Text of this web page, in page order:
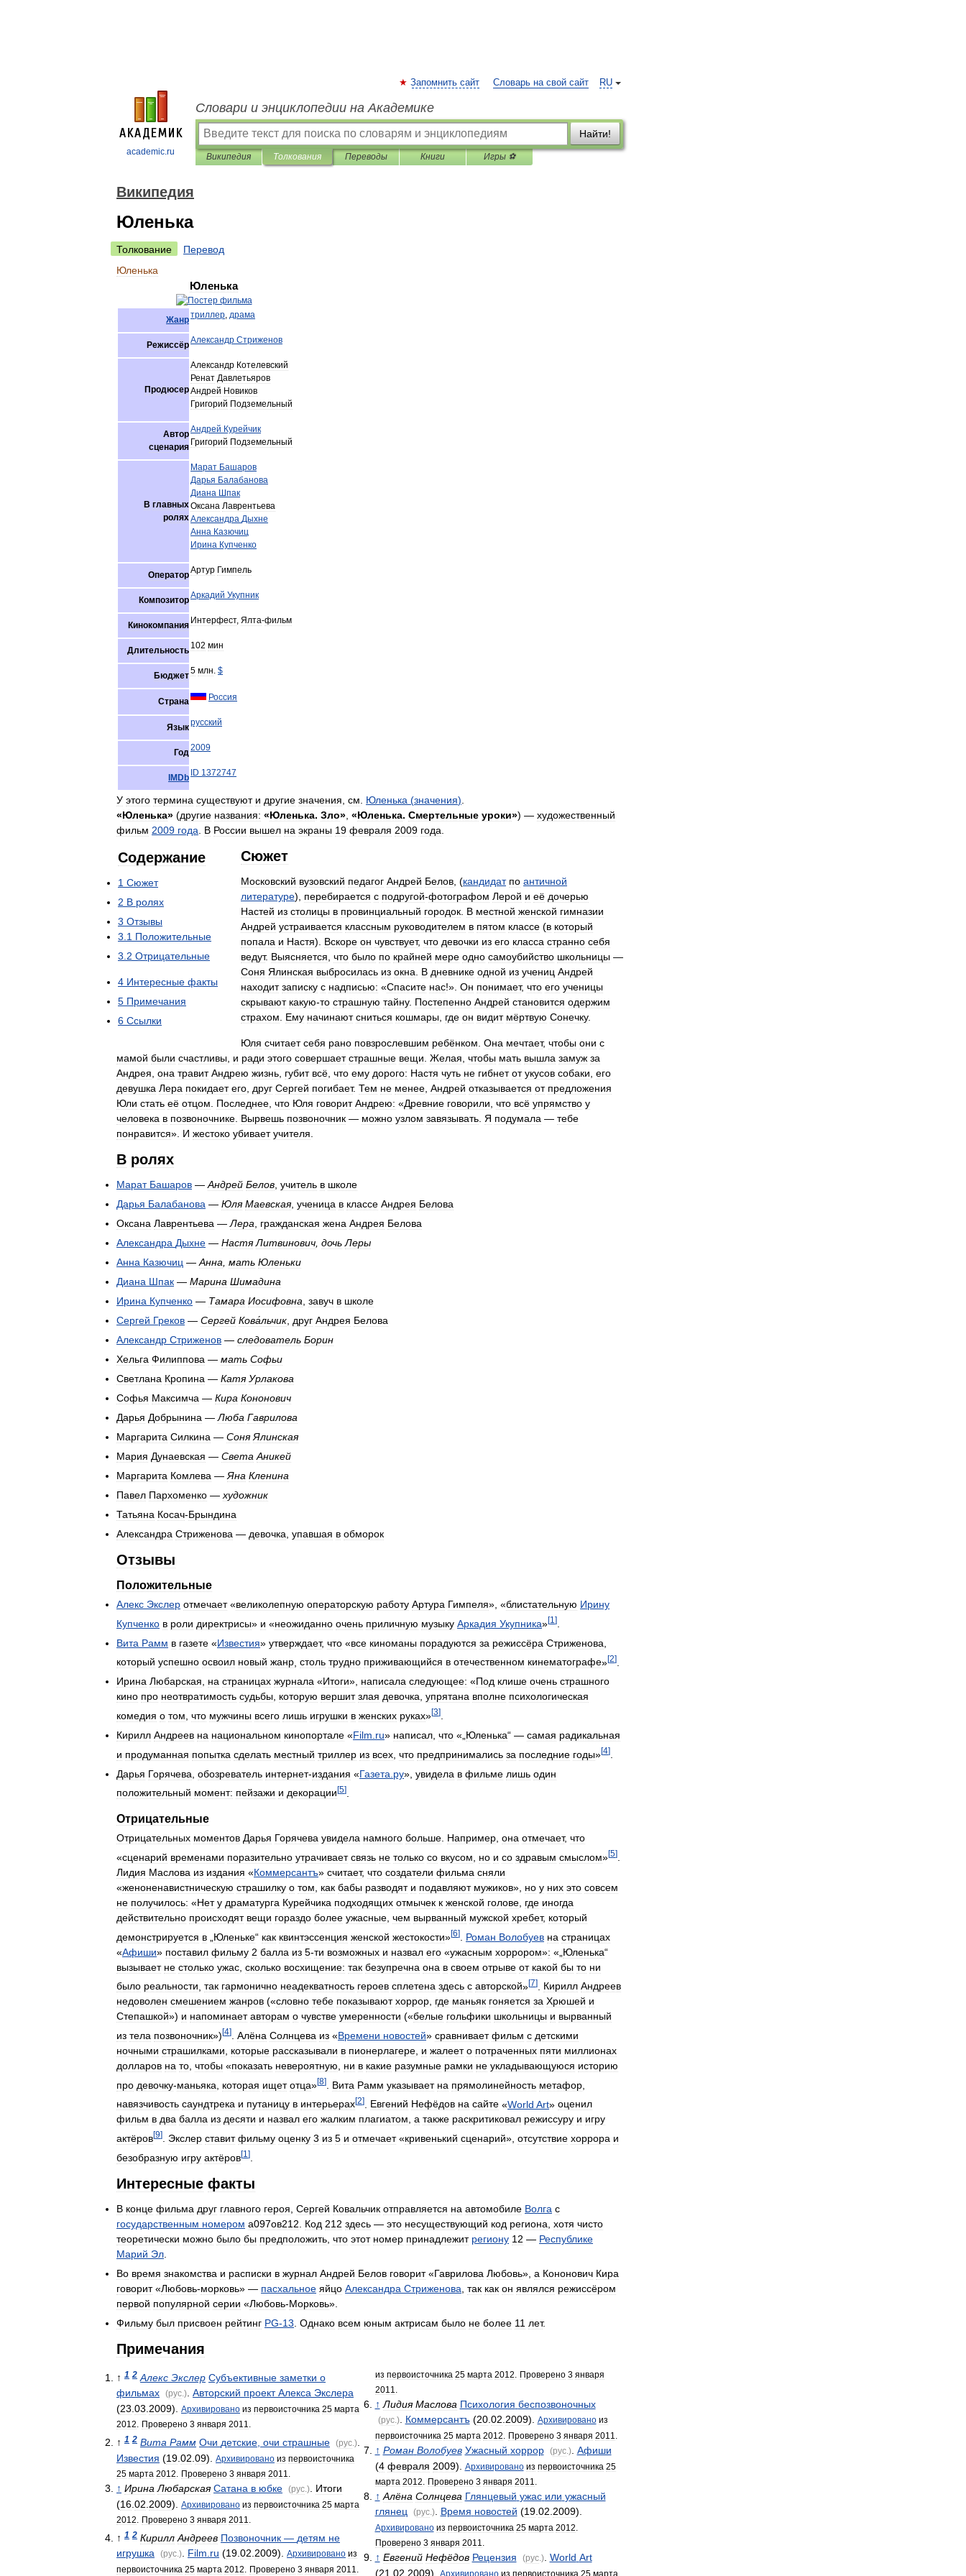
academic.ru
RU
Запомнить сайт Словарь на свой сайт
Словари и энциклопедии на Академике
Найти!
Википедия Толкования Переводы Книги Игры ⚽
Википедия
Юленька
Толкование
Перевод
Юленька
Юленька
Жанртриллер, драма
РежиссёрАлександр Стриженов
Продюсер
Александр Котелевский
Ренат Давлетьяров
Андрей Новиков
Григорий Подземельный
Автор
сценария
Андрей Курейчик
Григорий Подземельный
В главных
ролях
Марат Башаров
Дарья Балабанова
Диана Шпак
Оксана Лаврентьева
Александра Дыхне
Анна Казючиц
Ирина Купченко
ОператорАртур Гимпель
КомпозиторАркадий Укупник
Кинокомпания Интерфест, Ялта-фильм
Длительность 102 мин
Бюджет5 млн. $
Страна Россия
Языкрусский
Год2009
IMDb ID 1372747
У этого термина существуют и другие значения см Юленька (значения)
«Юленька» (другие названия: «Юленька. Зло» «Юленька. Смертельные уроки») — художественный
фильм 2009 года В России вышел на экраны 19 февраля 2009 года
Содержание
1 Сюжет
2 В ролях
3 Отзывы
3 1 Положительные
3 2 Отрицательные
4 Интересные факты
5 Примечания
6 Ссылки
Сюжет
Московский вузовский педагог Андрей Белов , (кандидат по античной
литературе), перебирается с подругой-фотографом Лерой и её дочерью
Настей из столицы в провинциальный городок В местной женской гимназии
Андрей устраивается классным руководителем в пятом классе (в который
попала и Настя). Вскоре он чувствует, что девочки из его класса странно себя
ведут. Выясняется что было по крайней мере одно самоубийство школьницы —
Соня Ялинская выбросилась из окна В дневнике одной из учениц Андрей
находит записку с надписью: «Спасите нас!». Он понимает, что его ученицы
скрывают какую-то страшную тайну. Постепенно Андрей становится одержим
страхом
Ему начинают сниться кошмары где он видит мёртвую Сонечку.
Юля считает себя рано повзрослевшим ребёнком Она мечтает, чтобы они с
мамой были счастливы и ради этого совершает страшные вещи Желая чтобы мать вышла замуж за
Андрея она травит Андрею жизнь губит всё что ему дорого: Настя чуть не гибнет от укусов собаки его
девушка Лера покидает его друг Сергей погибает. Тем не менее Андрей отказывается от предложения
Юли стать её отцом Последнее что Юля говорит Андрею: «Древние говорили что всё упрямство у
человека в позвоночнике Вырвешь позвоночник — можно узлом завязывать Я подумала — тебе
понравится». И жестоко убивает учителя
В ролях
Марат Башаров — Андрей Белов учитель в школе
Дарья Балабанова — Юля Маевская, ученица в классе Андрея Белова
Оксана Лаврентьева — Лера гражданская жена Андрея Белова
Александра Дыхне — Настя Литвинович дочь Леры
Анна Казючиц — Анна мать Юленьки
Диана Шпак — Марина Шимадина
Ирина Купченко — Тамара Иосифовна завуч в школе
Сергей Греков — Сергей Кова́льчик друг Андрея Белова
Александр Стриженов — следователь Борин
Хельга Филиппова — мать Софьи
Светлана Кропина — Катя Урлакова
Софья Максимча — Кира Кононович
Дарья Добрынина — Люба Гаврилова
Маргарита Силкина — Соня Ялинская
Мария Дунаевская — Света Аникей
Маргарита Комлева — Яна Кленина
Павел Пархоменко — художник
Татьяна Косач-Брындина
Александра Стриженова — девочка упавшая в обморок
Отзывы
Положительные
Алекс Экслер отмечает«великолепную операторскую работу Артура Гимпеля», «блистательную Ирину
Купченко в роли директрисы» и «неожиданно очень приличную музыку Аркадия Укупника»[1 ]
Вита Рамм в газете «Известия» утверждает, что «все киноманы порадуются за режиссёра Стриженова
который успешно освоил новый жанр столь трудно приживающийся в отечественном кинематографе»[2]
Ирина Любарская, на страницах журнала «Итоги», написала следующее: «Под клише очень страшного
кино про неотвратимость судьбы, которую вершит злая девочка, упрятана вполне психологическая
комедия о том что мужчины всего лишь игрушки в женских руках»[3]
Кирилл Андреев на национальном кинопортале «Film ru» написал что «„ Юленька“ — самая радикальная
и продуманная попытка сделать местный триллер из всех что предпринимались за последние годы»[4]
Дарья Горячева обозреватель интернет-издания «Газета ру», увидела в фильме лишь один
положительный момент: пейзажи и декорации[5]
Отрицательные
Отрицательных моментов Дарья Горячева увидела намного больше. Например, она отмечает, что
«сценарий временами поразительно утрачивает связь не только со вкусом но и со здравым смыслом»[5]
Лидия Маслова из издания «Коммерсантъ» считает, что создатели фильма сняли
«женоненавистническую страшилку о том как бабы разводят и подавляют мужиков», но у них это совсем
не получилось: «Нет у драматурга Курейчика подходящих отмычек к женской голове где иногда
действительно происходят вещи гораздо более ужасные чем вырванный мужской хребет, который
демонстрируется в Юленьке“ как квинтэссенция женской жестокости»[6] Роман Волобуев на страницах
«Афиши» поставил фильму 2 балла из 5-ти возможных и назвал его «ужасным хоррором»: «„ Юленька“
вызывает не столько ужас сколько восхищение: так безупречна она в своем отрыве от какой бы то ни
было реальности так гармонично неадекватность героев сплетена здесь с авторской»[7] Кирилл Андреев
недоволен смешением жанров («словно тебе показывают хоррор, где маньяк гоняется за Хрюшей и
Степашкой») и напоминает авторам о чувстве умеренности («белые гольфики школьницы и вырванный
из тела позвоночник») [4] Алёна Солнцева из «Времени новостей» сравнивает фильм с детскими
ночными страшилками которые рассказывали в пионерлагере и жалеет о потраченных пяти миллионах
долларов на то чтобы «показать невероятную ни в какие разумные рамки не укладывающуюся историю
про девочку-маньяка которая ищет отца»[8] Вита Рамм указывает на прямолинейность метафор
навязчивость саундтрека и путаницу в интерьерах[2] Евгений Нефёдов на сайте «World Art» оценил
фильм в два балла из десяти и назвал его жалким плагиатом, а также раскритиковал режиссуру и игру
актёров[9] Экслер ставит фильму оценку 3 из 5 и отмечает«кривенький сценарий», отсутствие хоррора и
безобразную игру актёров[1 ]
Интересные факты
В конце фильма друг главного героя Сергей Ковальчик отправляется на автомобиле Волга с
государственным номером а097ов212 Код 212 здесь — это несуществующий код региона хотя чисто
теоретически можно было бы предположить что этот номер принадлежит региону 12 — Республике
Марий Эл
Во время знакомства и расписки в журнал Андрей Белов говорит«Гаврилова Любовь», а Кононович Кира
говорит«Любовь-морковь» — пасхальное яйцо Александра Стриженова так как он являлся режиссёром
первой популярной серии «Любовь-Морковь».
Фильму был присвоен рейтинг PG-13 Однако всем юным актрисам было не более 11 лет.
Примечания
↑ 1 2 Алекс Экслер Субъективные заметки о
фильмах (рус .) Авторский проект Алекса Экслера
(23 03 2009). Архивировано из первоисточника 25 марта
2012
Проверено 3 января 2011
↑ 1 2 Вита Рамм Очи детские очи страшные (рус .)
Известия (19 02 09). Архивировано из первоисточника
25 марта 2012 Проверено 3 января 2011
↑ Ирина Любарская Сатана в юбке (рус .)
Итоги
(16 02 2009). Архивировано из первоисточника 25 марта
2012
Проверено 3 января 2011
↑ 1 2 Кирилл Андреев Позвоночник — детям не
игрушка
(рус .) Film ru (19 02 2009). Архивировано из
первоисточника 25 марта 2012 Проверено 3 января 2011
из первоисточника 25 марта 2012 Проверено 3 января
2011
↑ Лидия Маслова Психология беспозвоночных
(рус.). Коммерсантъ (20. 02 2009). Архивировано из
первоисточника 25 марта 2012 Проверено 3 января 2011
↑ Роман Волобуев Ужасный хоррор (рус.). Афиши
(4 февраля 2009). Архивировано из первоисточника 25
марта 2012 Проверено 3 января 2011
↑ Алёна Солнцева Глянцевый ужас или ужасный
глянец
(рус.). Время новостей (19. 02 2009).
Архивировано из первоисточника 25 марта 2012
Проверено 3 января 2011
↑ Евгений Нефёдов Рецензия (рус.). World Art
(21 02 2009). Архивировано из первоисточника 25 марта